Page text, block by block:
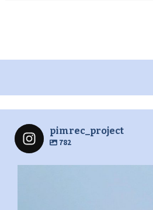
pimrec_project
782